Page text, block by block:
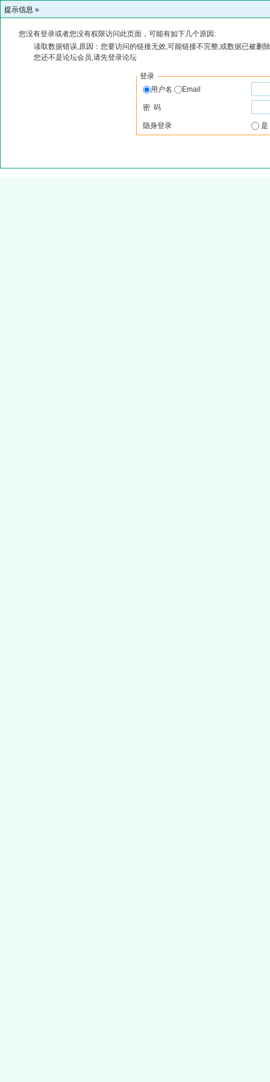
提示信息 »
您没有登录或者您没有权限访问此页面，可能有如下几个原因:
读取数据错误,原因：您要访问的链接无效,可能链接不完整,或数据已被删
您还不是论坛会员,请先登录论坛
登录
用户名
Email
密 码
隐身登录